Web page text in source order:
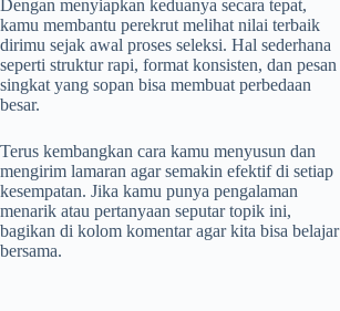
Dengan menyiapkan keduanya secara tepat,
kamu membantu perekrut melihat nilai terbaik
dirimu sejak awal proses seleksi. Hal sederhana
seperti struktur rapi, format konsisten, dan pesan
singkat yang sopan bisa membuat perbedaan
besar.
Terus kembangkan cara kamu menyusun dan
mengirim lamaran agar semakin efektif di setiap
kesempatan. Jika kamu punya pengalaman
menarik atau pertanyaan seputar topik ini,
bagikan di kolom komentar agar kita bisa belajar
bersama.